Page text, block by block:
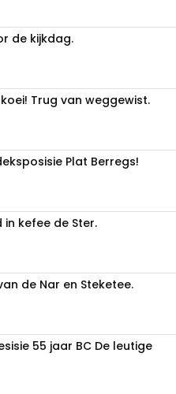
de kijkdag.
Trug van weggewist.
Plat Berregs!
kefee de Ster.
de Nar en Steketee.
55 jaar BC De leutige